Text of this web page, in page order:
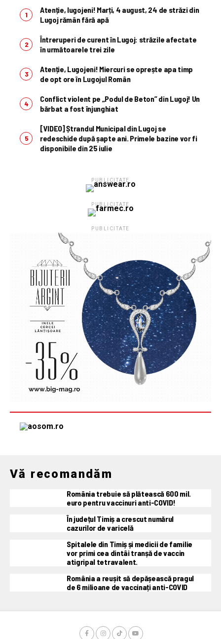
Atenție, lugojeni! Marți, 4 august, 24 de străzi din
Lugoj rămân fără apă
Întreruperi de curent în Lugoj: străzile afectate
în următoarele trei zile
Atenție, Lugojeni! Miercuri se oprește apa timp
de opt ore în Lugojul Român
Conflict violent pe „Podul de Beton” din Lugoj! Un
bărbat a fost înjunghiat
[VIDEO] Ștrandul Municipal din Lugoj se
redeschide după șapte ani. Primele bazine vor fi
disponibile din 25 iulie
PUBLICITATE
PUBLICITATE
PUBLICITATE
Vă recomandăm
România trebuie să plătească 600 mil.
euro pentru vaccinuri anti-COVID!
În județul Timiș a crescut numărul
cazurilor de varicelă
Spitalele din Timiș și medicii de familie
vor primi cea dintâi tranșă de vaccin
atigripal tetravalent.
România a reușit să depășească pragul
de 6 milioane de vaccinați anti-COVID